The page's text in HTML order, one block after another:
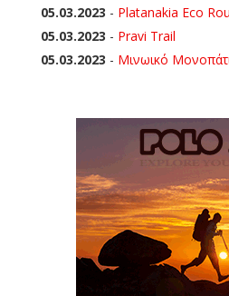
05.03.2023 - Platanakia Eco
05.03.2023 - Pravi Trail
05.03.2023 - Μινωικό